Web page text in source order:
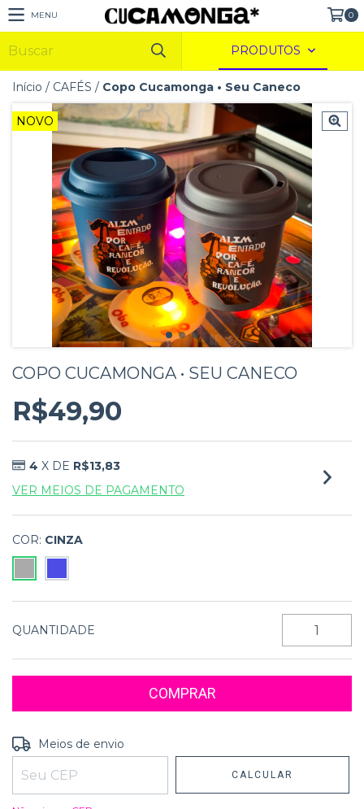
MENU 0
PRODUTOS
Início / CAFÉS / Copo Cucamonga • Seu Caneco
NOVO
COPO CUCAMONGA • SEU CANECO
R$49,90
4 X DE R$13,83
VER MEIOS DE PAGAMENTO
COR: CINZA
QUANTIDADE
Entregas para o CEP:
Meios de envio
CALCULAR